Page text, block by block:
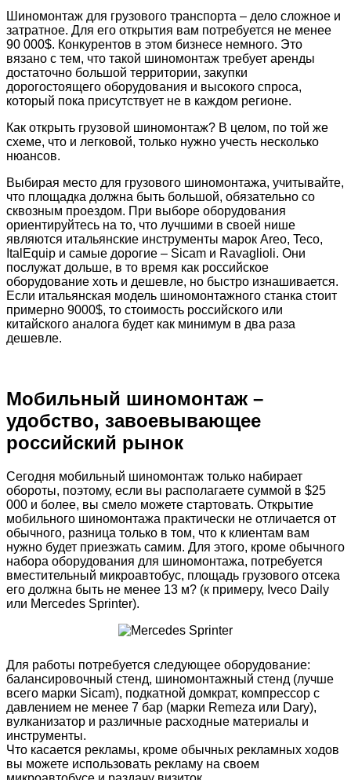
Шиномонтаж для грузового транспорта – дело сложное и
затратное. Для его открытия вам потребуется не менее
90 000$. Конкурентов в этом бизнесе немного. Это
вязано с тем, что такой шиномонтаж требует аренды
достаточно большой территории, закупки
дорогостоящего оборудования и высокого спроса,
который пока присутствует не в каждом регионе.
Как открыть грузовой шиномонтаж? В целом, по той же
схеме, что и легковой, только нужно учесть несколько
нюансов.
Выбирая место для грузового шиномонтажа, учитывайте,
что площадка должна быть большой, обязательно со
сквозным проездом. При выборе оборудования
ориентируйтесь на то, что лучшими в своей нише
являются итальянские инструменты марок Areo, Teco,
ItalEquip и самые дорогие – Sicam и Ravaglioli. Они
послужат дольше, в то время как российское
оборудование хоть и дешевле, но быстро изнашивается.
Если итальянская модель шиномонтажного станка стоит
примерно 9000$, то стоимость российского или
китайского аналога будет как минимум в два раза
дешевле.
Мобильный шиномонтаж –
удобство, завоевывающее
российский рынок
Сегодня мобильный шиномонтаж только набирает
обороты, поэтому, если вы располагаете суммой в $25
000 и более, вы смело можете стартовать. Открытие
мобильного шиномонтажа практически не отличается от
обычного, разница только в том, что к клиентам вам
нужно будет приезжать самим. Для этого, кроме обычного
набора оборудования для шиномонтажа, потребуется
вместительный микроавтобус, площадь грузового отсека
его должна быть не менее 13 м? (к примеру, Iveco Daily
или Mercedes Sprinter).
Для работы потребуется следующее оборудование:
балансировочный стенд, шиномонтажный стенд (лучше
всего марки Sicam), подкатной домкрат, компрессор с
давлением не менее 7 бар (марки Remeza или Dary),
вулканизатор и различные расходные материалы и
инструменты.
Что касается рекламы, кроме обычных рекламных ходов
вы можете использовать рекламу на своем